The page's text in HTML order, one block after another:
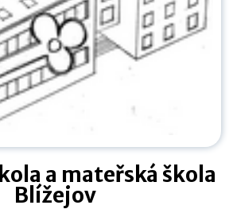
a mateřská škola
Blížejov